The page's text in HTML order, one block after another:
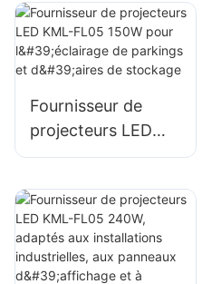
pour l'éclairage des
façades de
bâtiments et des
Fournisseur de
projecteurs LED
KML-FL05 150W
parkings et d'aires
de stockage